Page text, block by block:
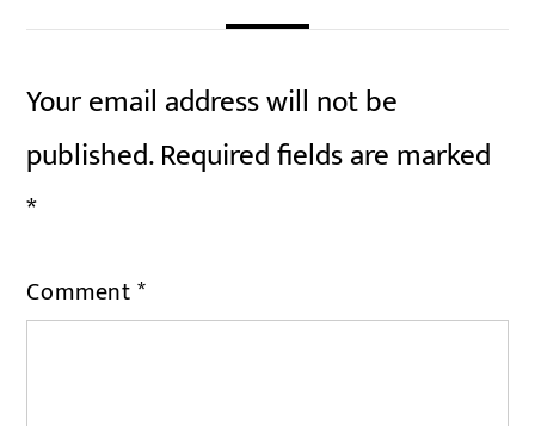
Your email address will not be
published.Required fields are marked
*
Comment*